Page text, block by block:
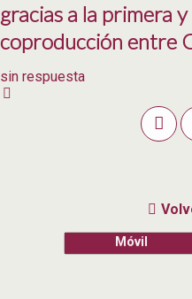
gracias a la primera
coproducción entre
sin respuesta
Móvil